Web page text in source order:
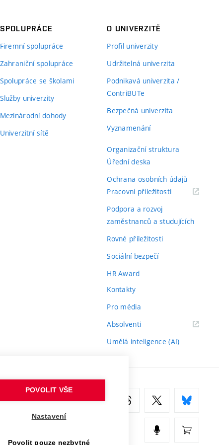
praktickém využití při experimentálním měření.
kapitol a jejich návaznost je logická. Grafická a
drobných nepřesností.
Známka
A
A
A
A
A
který se projevuje subsynchronními vibracemi".
SPOLUPRÁCE
Firemní spolupráce
Zahraniční spolupráce
Spolupráce se školami
Služby univerzity
Mezinárodní dohody
Univerzitní sítě
O UNIVERZITĚ
Profil univerzity
Udržitelná univerzita
Podnikavá univerzita /
ContriBUTe
Bezpečná univerzita
Vyznamenání
Organizační struktura
Úřední deska
Ochrana osobních údajů
Pracovní příležitosti(externí
Podpora a rozvoj
zaměstnanců a studujících
Rovné příležitosti
Sociální bezpečí
HR Award
Kontakty
Pro média
Absolventi(externí
Umělá inteligence (AI)
POVOLIT VŠE
Nastavení
Povolit pouze nezbytné